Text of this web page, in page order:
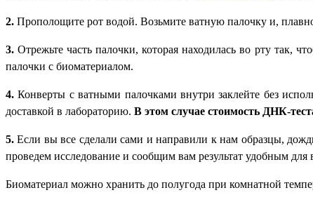
2. Прополощите рот водой. Возьмите ватную палочку и,
3. Отрежьте часть палочки, которая находилась во рту так,
палочки с биоматериалом.
4. Конверты с ватными палочками внутри заклейте без
доставкой в лабораторию. В этом случае стоимость ДНК-
5. Если вы все сделали сами и направили к нам образцы,
проведем исследование и сообщим вам результат удобным для
Биоматериал можно хранить до полугода при комнатной